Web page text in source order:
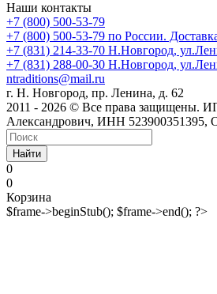
Наши контакты
+7 (800) 500-53-79
+7 (800) 500-53-79 по России.
+7 (831) 214-33-70 Н.Новгород,
+7 (831) 288-00-30 Н.Новгород,
ntraditions@mail.ru
г. Н. Новгород, пр. Ленина, д. 62
2011 - 2026 © Все права защищены.
Александрович, ИНН 523900351395,
Найти
0
0
Корзина
$frame->beginStub(); $frame->end(); ?>